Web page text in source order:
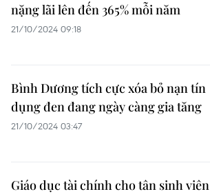
nặng lãi lên đến 365% mỗi năm
21/10/2024 09:18
Bình Dương tích cực xóa bỏ nạn tín
dụng đen đang ngày càng gia tăng
21/10/2024 03:47
Giáo dục tài chính cho tân sinh viên